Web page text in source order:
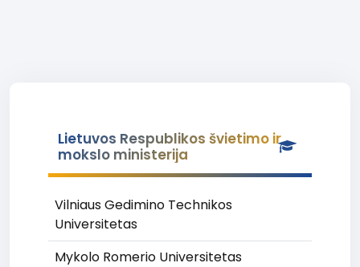
Lietuvos Respublikos švietimo ir
mokslo ministerija
Vilniaus Gedimino Technikos
Universitetas
Mykolo Romerio Universitetas